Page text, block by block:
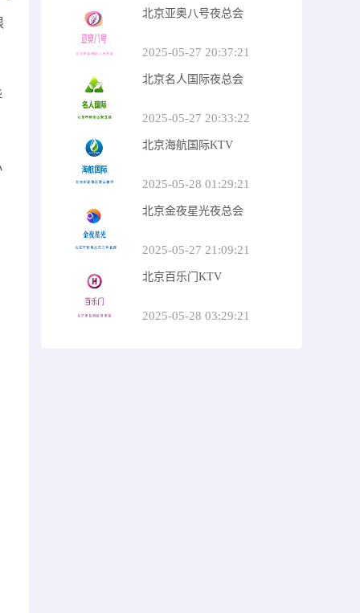
北京亚奥八号夜总会
2025-05-27 20:37:21
北京名人国际夜总会
2025-05-27 20:33:22
北京海航国际KTV
2025-05-28 01:29:21
北京金夜星光夜总会
2025-05-27 21:09:21
北京百乐门KTV
2025-05-28 03:29:21